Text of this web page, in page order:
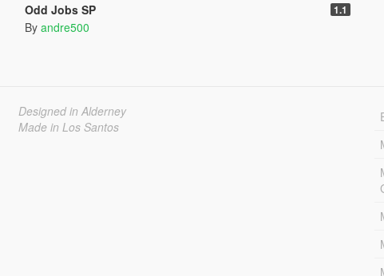
Odd Jobs SP 1.1
By andre500
Designed in Alderney
Made in Los Santos